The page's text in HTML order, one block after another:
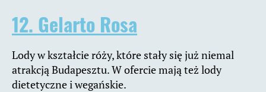
12. Gelarto Rosa
Lody w kształcie róży, które stały się już niemal
atrakcją Budapesztu. W ofercie mają też lody
dietetyczne i wegańskie.